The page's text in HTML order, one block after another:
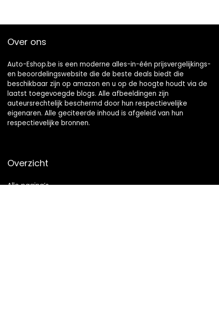
Over ons
Auto-Eshop.be is een moderne alles-in-één prijsvergelijkings-
en beoordelingswebsite die de beste deals biedt die
beschikbaar zijn op amazon en u op de hoogte houdt via de
laatst toegevoegde blogs. Alle afbeeldingen zijn
auteursrechtelijk beschermd door hun respectievelijke
eigenaren. Alle geciteerde inhoud is afgeleid van hun
respectievelijke bronnen.
Overzicht
Alle pagina’s